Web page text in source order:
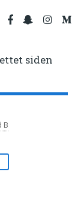
siden
B